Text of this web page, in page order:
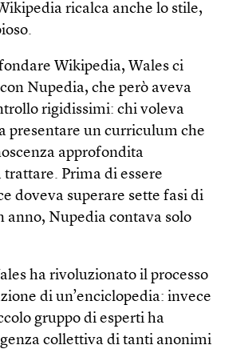
ricalca anche lo stile,
Wikipedia, Wales ci
Nupedia, che però aveva
rigidissimi: chi voleva
presentare un curriculum che
approfondita
trattare. Prima di essere
doveva superare sette fasi di
anno, Nupedia contava solo
ha rivoluzionato il processo
di un’enciclopedia: invece
gruppo di esperti ha
collettiva di tanti anonimi